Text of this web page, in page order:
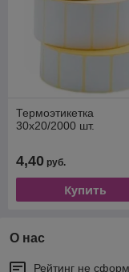
Термоэтикетка
30х20/2000 шт.
4,40 руб.
Купить
О нас
Рейтинг не